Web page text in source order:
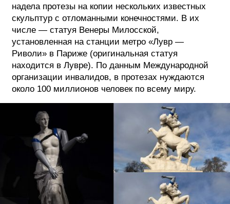
надела протезы на копии нескольких известных
скульптур с отломанными конечностями. В их
числе — статуя Венеры Милосской,
установленная на станции метро «Лувр —
Риволи» в Париже (оригинальная статуя
находится в Лувре). По данным Международной
организации инвалидов, в протезах нуждаются
около 100 миллионов человек по всему миру.